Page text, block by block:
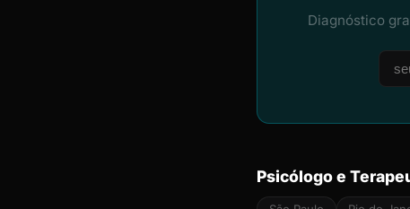
Diagnóstico
Psicólogo e